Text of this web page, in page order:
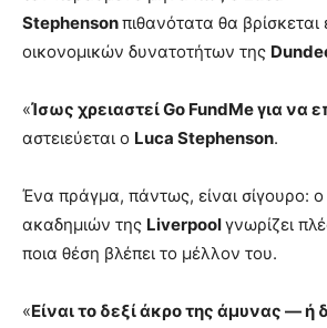
Stephensonπιθανότατα θα βρίσκεται
οικονομικών δυνατοτήτων της
«Ίσως χρειαστεί Go FundMe για να
αστειεύεται ο Luca Stephenson.
Ένα πράγμα, πάντως, είναι σίγουρο:
ακαδημιών της Liverpoolγνωρίζει
ποια θέση βλέπει το μέλλον του.
«Είναι το δεξί άκρο της άμυνας — ή